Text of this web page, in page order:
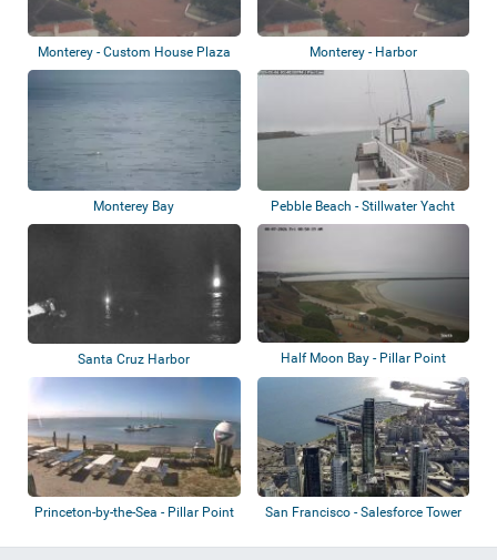
Monterey - Custom House Plaza Monterey - Harbor
Monterey Bay
Pebble Beach - Stillwater Yacht
Club
Santa Cruz Harbor
Half Moon Bay - Pillar Point
Harbor
Princeton-by-the-Sea - Pillar Point
San Francisco - Salesforce Tower